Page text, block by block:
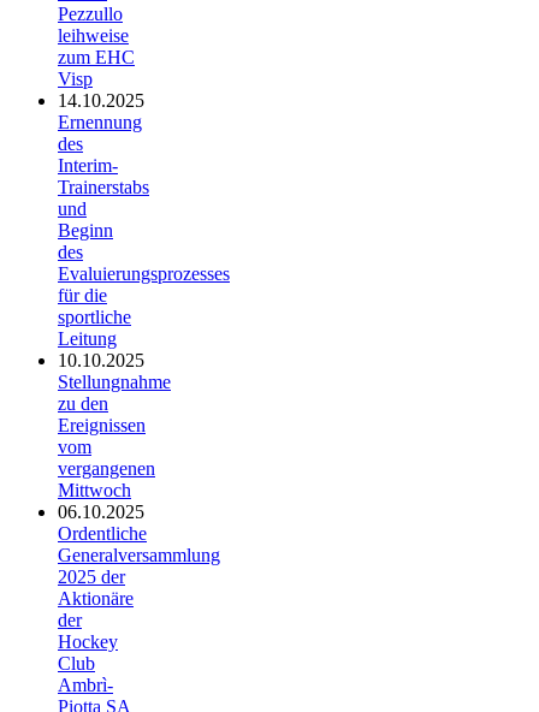
Pezzullo
leihweise
zum EHC
Visp
14.10.2025
Ernennung
des
Interim-
Trainerstabs
und
Beginn
des
Evaluierungsprozesses
für die
sportliche
Leitung
10.10.2025
Stellungnahme
zu den
Ereignissen
vom
vergangenen
Mittwoch
06.10.2025
Ordentliche
Generalversammlung
2025 der
Aktionäre
der
Hockey
Club
Ambrì-
Piotta SA